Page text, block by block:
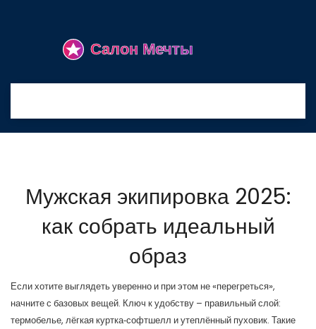
Мужская экипировка 2025:
как собрать идеальный
образ
Если хотите выглядеть уверенно и при этом не «перегреться»,
начните с базовых вещей. Ключ к удобству – правильный слой:
термобелье, лёгкая куртка‑софтшелл и утеплённый пуховик. Такие